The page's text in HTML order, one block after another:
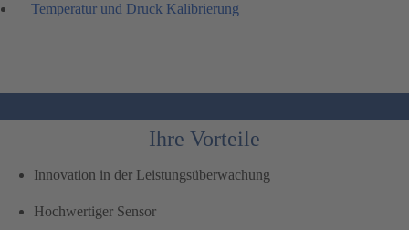
Temperatur und Druck Kalibrierung
Ihre Vorteile
Innovation in der Leistungsüberwachung
Hochwertiger Sensor